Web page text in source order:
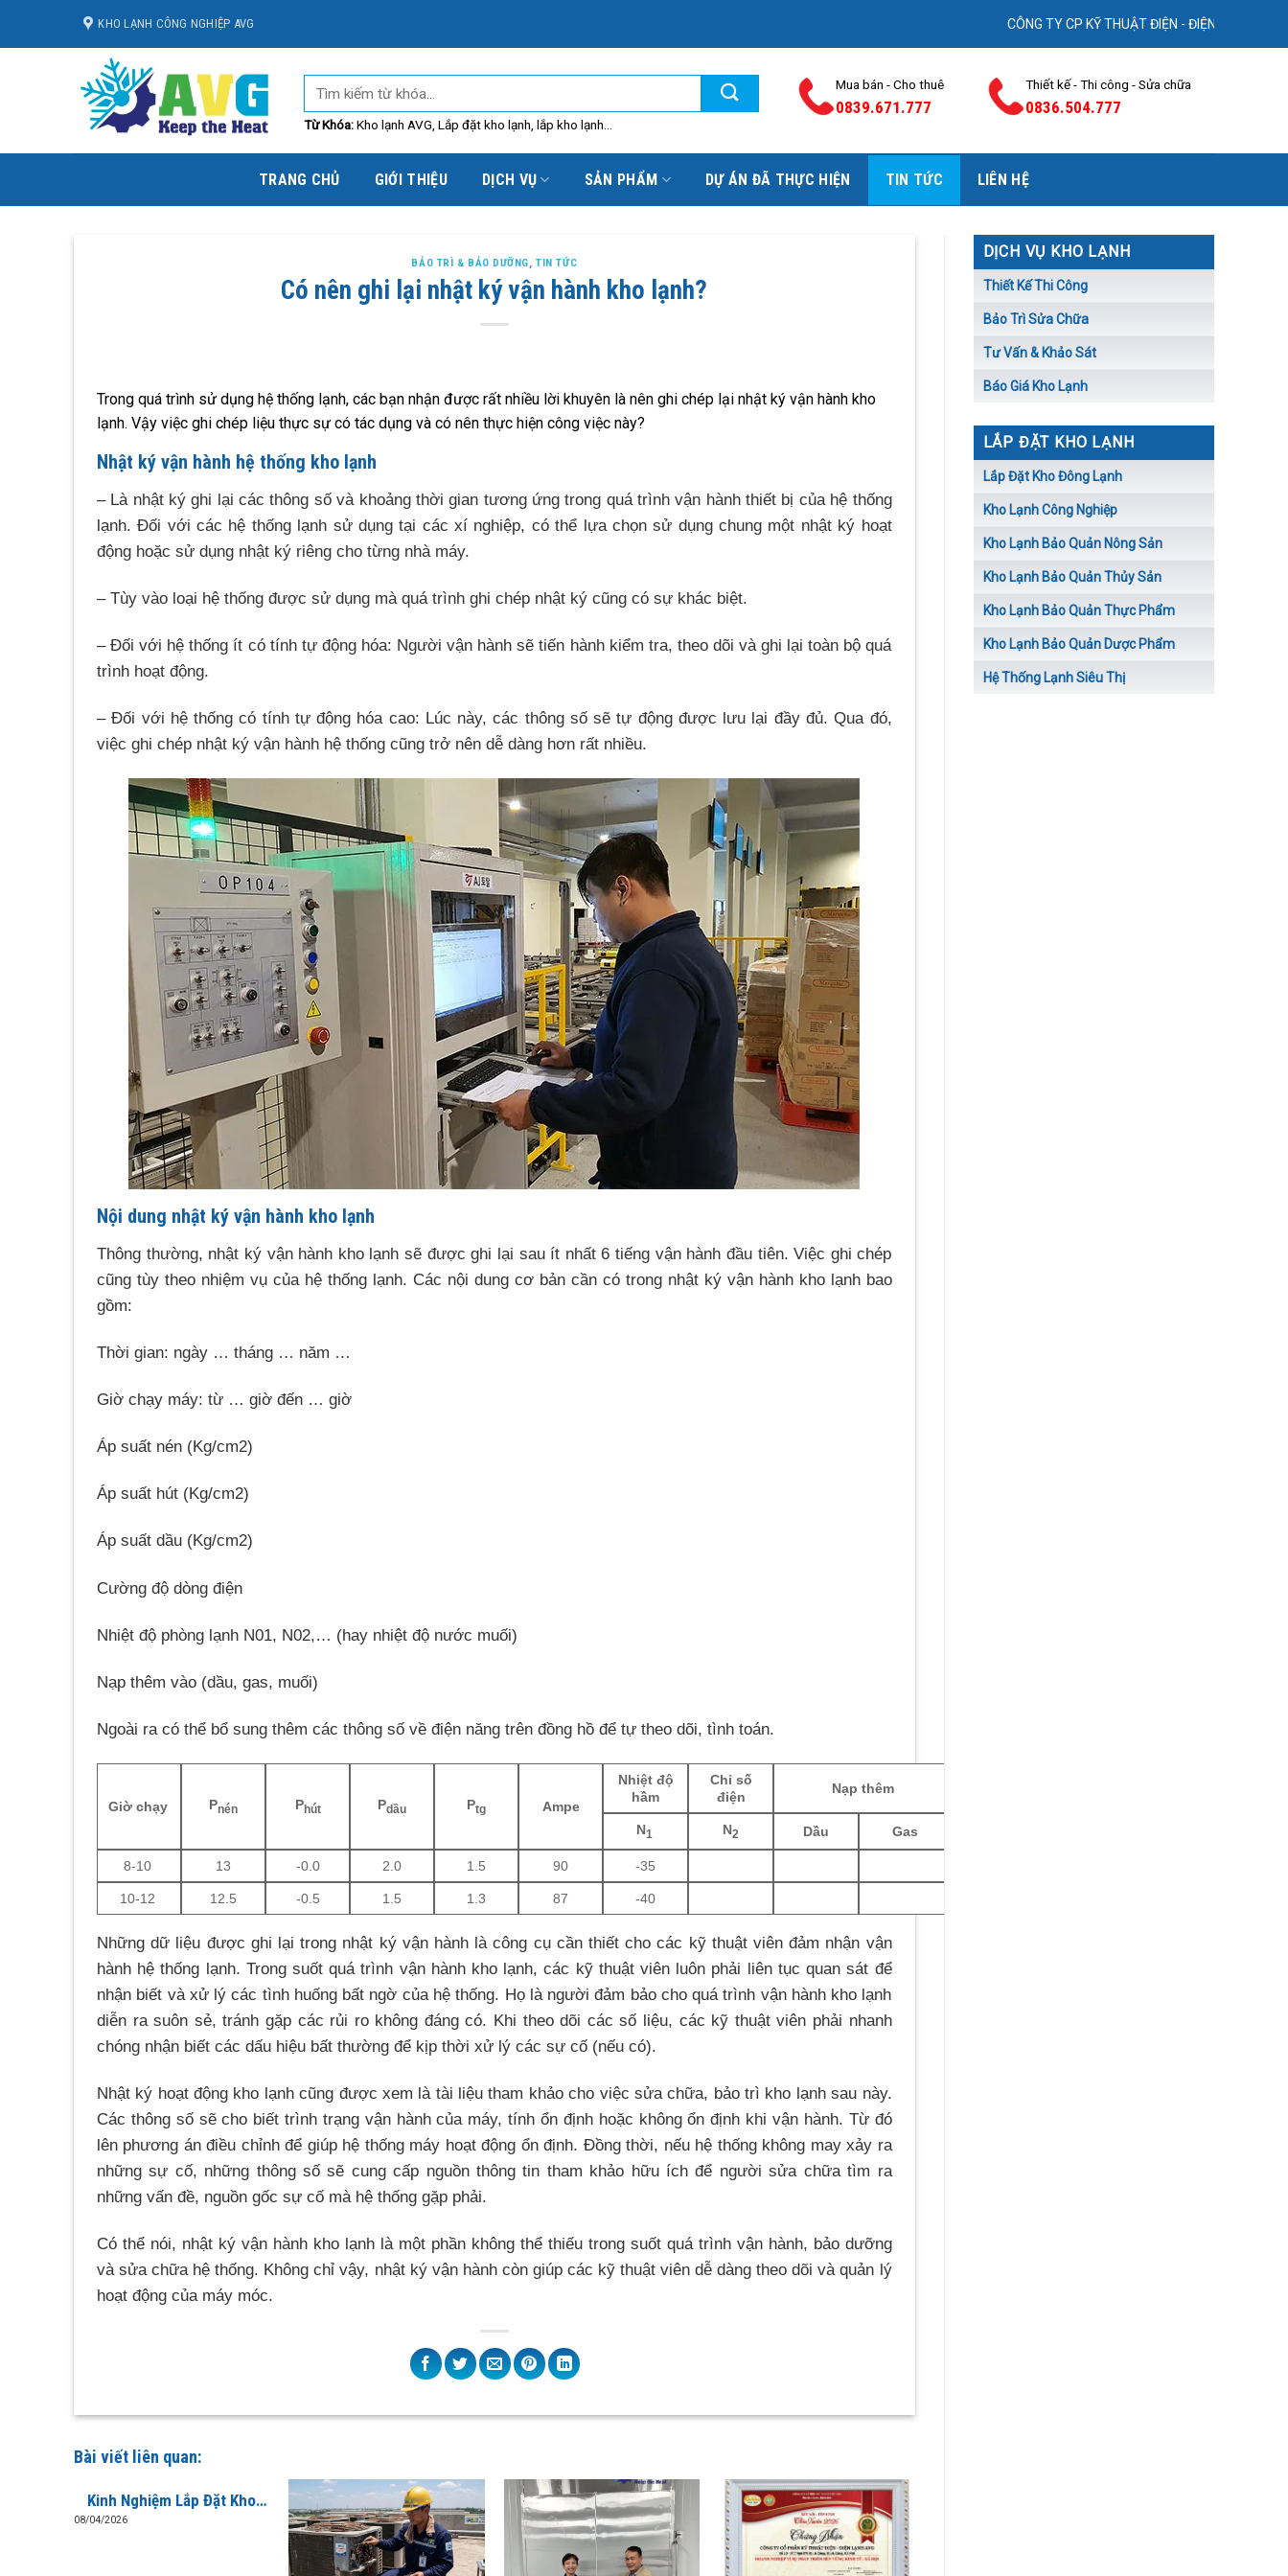
KHO LẠNH CÔNG NGHIỆP AVG CÔNG TY CP KỸ THUẬT ĐIỆN - ĐIỆN LẠNH AVG.
Từ Khóa:Kho lạnh AVG, Lắp đặt kho lạnh, lắp kho lạnh...
Mua bán - Cho thuê
0839.671.777
Thiết kế - Thi công - Sửa chữa
0836.504.777
TRANG CHỦ GIỚI THIỆU DỊCH VỤ SẢN PHẨM DỰ ÁN ĐÃ THỰC HIỆN TIN TỨC LIÊN HỆ
BẢO TRÌ & BẢO DƯỠNG,TIN TỨC
Có nên ghi lại nhật ký vận hành kho lạnh?
Trong quá trình sử dụng hệ thống lạnh, các bạn nhận được rất nhiều lời khuyên là nên ghi chép lại nhật ký vận hành kho
lạnh. Vậy việc ghi chép liệu thực sự có tác dụng và có nên thực hiện công việc này?
Nhật ký vận hành hệ thống kho lạnh
– Là nhật ký ghi lại các thông số và khoảng thời gian tương ứng trong quá trình vận hành thiết bị của hệ thống
lạnh. Đối với các hệ thống lạnh sử dụng tại các xí nghiệp, có thể lựa chọn sử dụng chung một nhật ký hoạt
động hoặc sử dụng nhật ký riêng cho từng nhà máy.
– Tùy vào loại hệ thống được sử dụng mà quá trình ghi chép nhật ký cũng có sự khác biệt.
– Đối với hệ thống ít có tính tự động hóa: Người vận hành sẽ tiến hành kiểm tra, theo dõi và ghi lại toàn bộ quá
trình hoạt động.
– Đối với hệ thống có tính tự động hóa cao: Lúc này, các thông số sẽ tự động được lưu lại đầy đủ. Qua đó,
việc ghi chép nhật ký vận hành hệ thống cũng trở nên dễ dàng hơn rất nhiều.
Nội dung nhật ký vận hành kho lạnh
Thông thường, nhật ký vận hành kho lạnh sẽ được ghi lại sau ít nhất 6 tiếng vận hành đầu tiên. Việc ghi chép
cũng tùy theo nhiệm vụ của hệ thống lạnh. Các nội dung cơ bản cần có trong nhật ký vận hành kho lạnh bao
gồm:
Thời gian: ngày … tháng … năm …
Giờ chạy máy: từ … giờ đến … giờ
Áp suất nén (Kg/cm2)
Áp suất hút (Kg/cm2)
Áp suất dầu (Kg/cm2)
Cường độ dòng điện
Nhiệt độ phòng lạnh N01, N02,… (hay nhiệt độ nước muối)
Nạp thêm vào (dầu, gas, muối)
Ngoài ra có thể bổ sung thêm các thông số về điện năng trên đồng hồ để tự theo dõi, tình toán.
Giờ chạy Pnén Phút Pdầu Ptg Ampe
Nhiệt độ
hầm
Chỉ số
điện
Nạp thêm
N1 N2 Dầu Gas
8-10 13 -0.0 2.0 1.5 90 -35
10-12 12.5 -0.5 1.5 1.3 87 -40
Những dữ liệu được ghi lại trong nhật ký vận hành là công cụ cần thiết cho các kỹ thuật viên đảm nhận vận
hành hệ thống lạnh. Trong suốt quá trình vận hành kho lạnh, các kỹ thuật viên luôn phải liên tục quan sát để
nhận biết và xử lý các tình huống bất ngờ của hệ thống. Họ là người đảm bảo cho quá trình vận hành kho lạnh
diễn ra suôn sẻ, tránh gặp các rủi ro không đáng có. Khi theo dõi các số liệu, các kỹ thuật viên phải nhanh
chóng nhận biết các dấu hiệu bất thường để kịp thời xử lý các sự cố (nếu có).
Nhật ký hoạt động kho lạnh cũng được xem là tài liệu tham khảo cho việc sửa chữa, bảo trì kho lạnhsau này.
Các thông số sẽ cho biết trình trạng vận hành của máy, tính ổn định hoặc không ổn định khi vận hành. Từ đó
lên phương án điều chỉnh để giúp hệ thống máy hoạt động ổn định. Đồng thời, nếu hệ thống không may xảy ra
những sự cố, những thông số sẽ cung cấp nguồn thông tin tham khảo hữu ích để người sửa chữa tìm ra
những vấn đề, nguồn gốc sự cố mà hệ thống gặp phải.
Có thể nói, nhật ký vận hành kho lạnh là một phần không thể thiếu trong suốt quá trình vận hành, bảo dưỡng
và sửa chữa hệ thống. Không chỉ vậy, nhật ký vận hành còn giúp các kỹ thuật viên dễ dàng theo dõi và quản lý
hoạt động của máy móc.
Bài viết liên quan:
Kinh Nghiệm Lắp Đặt Kho
Lạnh Bảo Quản Giò Chả
08/04/2026
DỊCH VỤ KHO LẠNH
Thiết Kế Thi Công
Bảo Trì Sửa Chữa
Tư Vấn & Khảo Sát
Báo Giá Kho Lạnh
LẮP ĐẶT KHO LẠNH
Lắp Đặt Kho Đông Lạnh
Kho Lạnh Công Nghiệp
Kho Lạnh Bảo Quản Nông Sản
Kho Lạnh Bảo Quản Thủy Sản
Kho Lạnh Bảo Quản Thực Phẩm
Kho Lạnh Bảo Quản Dược Phẩm
Hệ Thống Lạnh Siêu Thị